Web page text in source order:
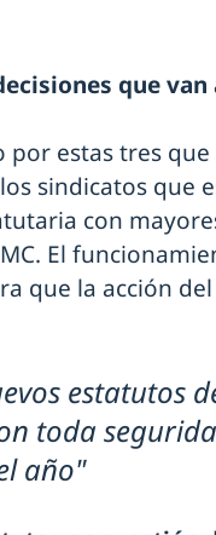
que
estas tres
sindicatos que
con
El
que la acción
estatutos
toda
año"